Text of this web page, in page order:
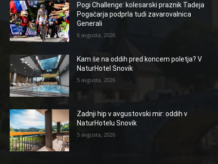
Pogi Challenge: kolesarski praznik Tadeja
Pogačarja podprla tudi zavarovalnica
Generali
6 avgusta, 2026
Kam še na oddih pred koncem poletja? V
NaturHotel Snovik
5 avgusta, 2026
Zadnji hip v avgustovski mir: oddih v
NaturHotelu Snovik
5 avgusta, 2026